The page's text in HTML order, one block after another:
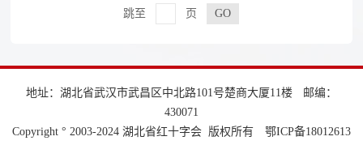
跳至 页
地址：湖北省武汉市武昌区中北路101号楚商大厦11楼
邮编：
430071
Copyright ° 2003-2024 湖北省红十字会 版权所有
鄂ICP备18012613